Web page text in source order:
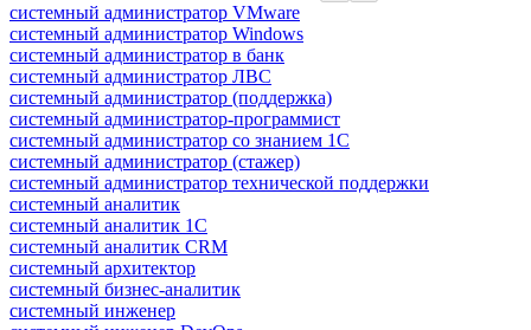
системный администратор VMware
системный администратор Windows
системный администратор в банк
системный администратор ЛВС
системный администратор (поддержка)
системный администратор-программист
системный администратор со знанием 1С
системный администратор (стажер)
системный администратор технической поддержки
системный аналитик
системный аналитик 1С
системный аналитик CRM
системный архитектор
системный бизнес-аналитик
системный инженер